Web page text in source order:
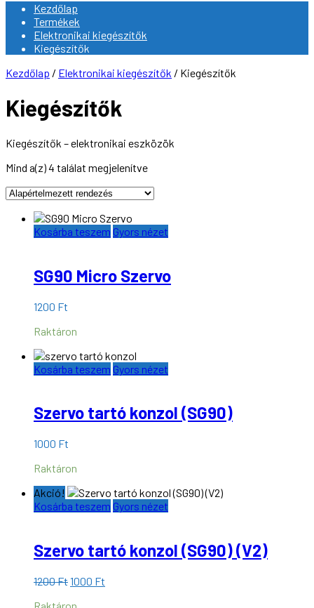
Kezdőlap
Termékek
Elektronikai kiegészítők
Kiegészítők
Kezdőlap / Elektronikai kiegészítők / Kiegészítők
Kiegészítők
Kiegészítők – elektronikai eszközök
Mind a(z) 4 találat megjelenítve
Kosárba teszem Gyors nézet
SG90 Micro Szervo
1200 Ft
Raktáron
Kosárba teszem Gyors nézet
Szervo tartó konzol (SG90)
1000 Ft
Raktáron
Akció!
Kosárba teszem Gyors nézet
Szervo tartó konzol (SG90) (V2)
1200FtOriginal
1000 Ft